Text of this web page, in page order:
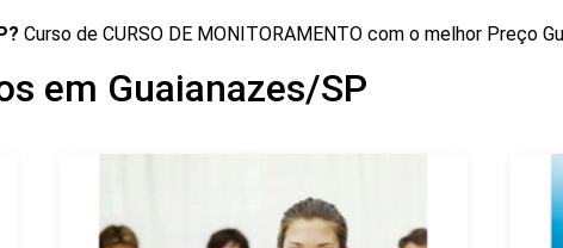
Curso de CURSO DE MONITORAMENTO com o melhor Preço
em Guaianazes/SP